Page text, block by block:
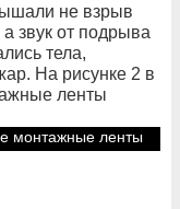
не взрыв
звук от подрыва
тела,
На рисунке 2 в
ленты
монтажные ленты